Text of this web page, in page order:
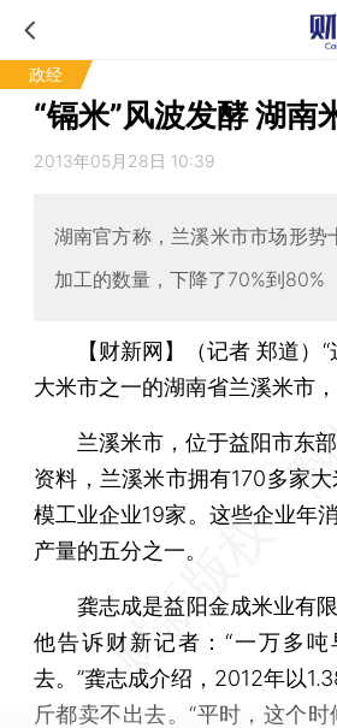
政经
“镉米”风波发酵 湖南
2013年05月28日 10:39
湖南官方称，兰溪米市市场形势
加工的数量，下降了70%到80%
【财新网】（记者 郑道）
大米市之一的湖南省兰溪米市
兰溪米市，位于益阳市东部
资料，兰溪米市拥有170多家
模工业企业19家。这些企业年
产量的五分之一。
龚志成是益阳金成米业有限
他告诉财新记者：“一万多
去。”龚志成介绍，2012年以
斤都卖不出去。“平时，这个